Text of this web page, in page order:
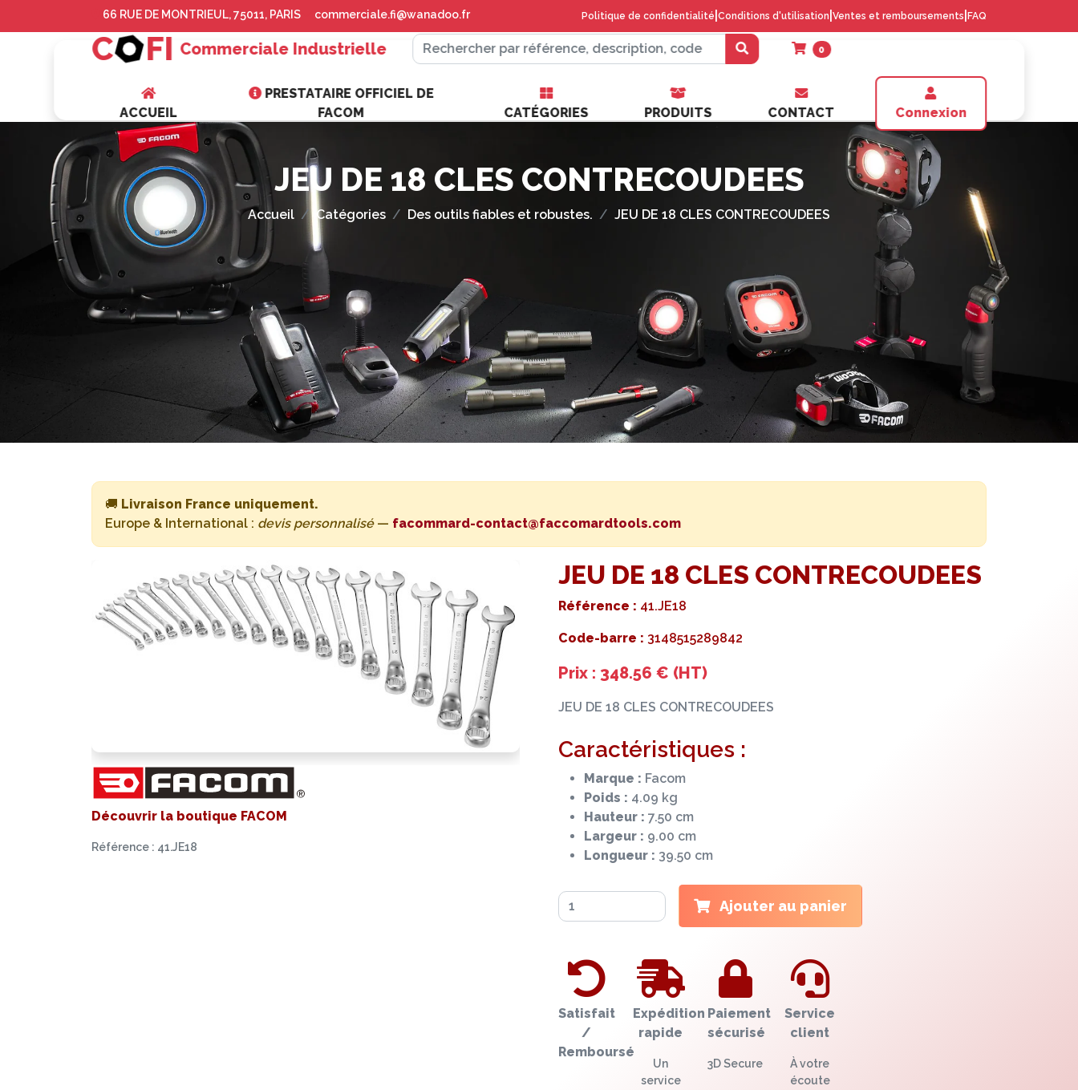
66 RUE DE MONTRIEUL, 75011, PARIS commerciale.fi@wanadoo.fr Politique de confidentialité Conditions d'utilisation Ventes et remboursements FAQ
C FI Commerciale Industrielle 0
ACCUEIL
PRESTATAIRE OFFICIEL DE
FACOM
CATÉGORIES PRODUITS CONTACT Connexion
JEU DE 18 CLES CONTRECOUDEES
Accueil Catégories Des outils fiables et robustes. JEU DE 18 CLES CONTRECOUDEES
🚚 Livraison France uniquement.
Europe & International : devis personnalisé— facommard-contact@faccomardtools.com
Découvrir la boutique FACOM
Référence : 41.JE18
JEU DE 18 CLES CONTRECOUDEES
Référence : 41.JE18
Code-barre : 3148515289842
Prix : 348.56 € (HT)
JEU DE 18 CLES CONTRECOUDEES
Caractéristiques :
Marque : Facom
Poids : 4.09 kg
Hauteur : 7.50 cm
Largeur : 9.00 cm
Longueur : 39.50 cm
Ajouter au panier
Satisfait
/
Remboursé
Expédition
rapide
Un
service
Paiement
sécurisé
3D Secure
Service
client
À votre
écoute